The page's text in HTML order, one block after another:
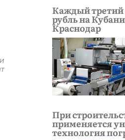
Каждый
рубль на
Краснодар
При
применяется
технология